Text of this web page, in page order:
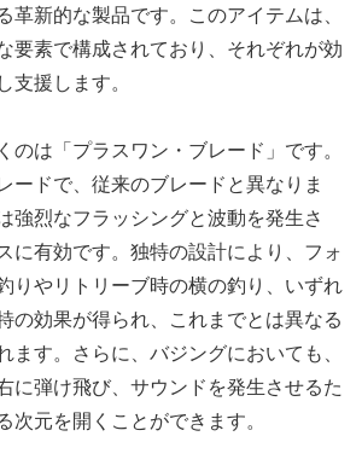
革新的な製品です。このアイテムは、
要素で構成されており、それぞれが効
支援します。
のは「プラスワン・ブレード」です。
ードで、従来のブレードと異なりま
強烈なフラッシングと波動を発生さ
に有効です。独特の設計により、フォ
りやリトリーブ時の横の釣り、いずれ
の効果が得られ、これまでとは異なる
ます。さらに、バジングにおいても、
に弾け飛び、サウンドを発生させるた
次元を開くことができます。